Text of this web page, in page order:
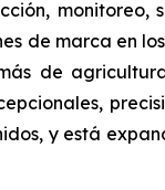
monitoreo,
de marca en
de
y está